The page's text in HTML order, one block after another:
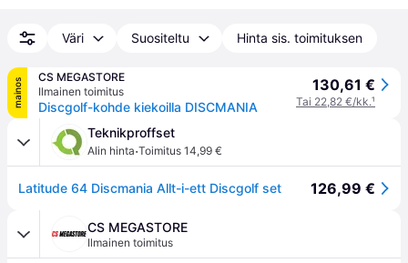
Väri Suositeltu Hinta sis. toimituksen
mainos
CS MEGASTORE
Ilmainen toimitus
Discgolf-kohde kiekoilla DISCMANIA
130,61 €
Tai 22,82 €/kk.¹
Teknikproffset
Alin hinta·Toimitus 14,99 €
Latitude 64 Discmania Allt-i-ett Discgolf set 126,99 €
CS MEGASTORE
Ilmainen toimitus